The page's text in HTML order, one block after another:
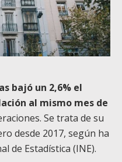
bajó un 2,6% el
al mismo mes de
Se trata de su
desde 2017, según ha
de Estadística (INE).